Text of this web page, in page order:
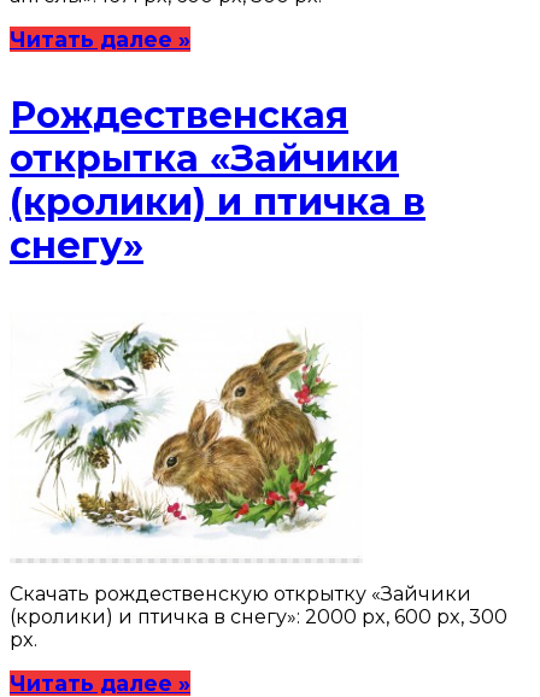
Читать далее »
Рождественская
открытка «Зайчики
(кролики) и птичка в
снегу»
Скачать рождественскую открытку «Зайчики
(кролики) и птичка в снегу»: 2000 px, 600 px, 300
px.
Читать далее »